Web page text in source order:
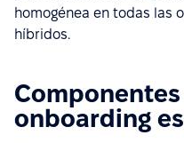
homogénea en todas las
híbridos.
onboarding